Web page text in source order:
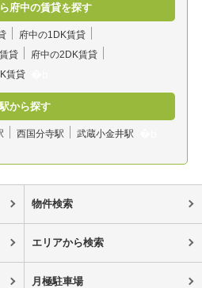
府中の賃貸を探す
府中の1DK賃貸
貸
府中の2DK賃貸
賃貸
駅から探す
西国分寺駅 武蔵小金井駅
物件検索
エリアから検索
月極駐車場